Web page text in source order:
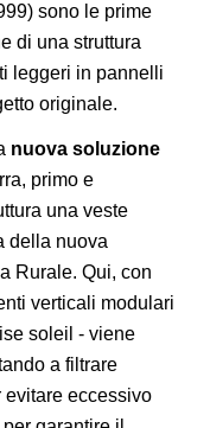
sono le prime
di una struttura
leggeri in pannelli
originale.
nuova soluzione
primo e
una veste
della nuova
Rurale. Qui, con
verticali modulari
soleil - viene
a filtrare
evitare eccessivo